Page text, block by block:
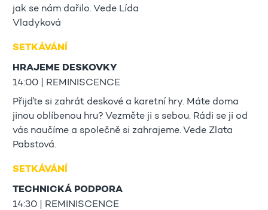
jak se nám dařilo. Vede Lída
SETKÁVÁNÍ
HRAJEME DESKOVKY
14:00 | REMINISCENCE
Přijďte si zahrát deskové a karetní hry. Máte doma
jinou oblíbenou hru? Vezměte ji s sebou. Rádi se ji od
vás naučíme a společně si zahrajeme. Vede Zlata
Pabstová.
SETKÁVÁNÍ
TECHNICKÁ PODPORA
14:30 | REMINISCENCE